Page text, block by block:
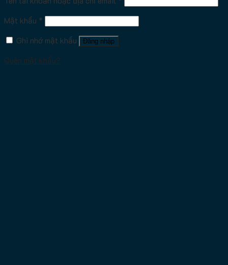
Mật khẩu *
Ghi nhớ mật khẩu
Đăng nhập
Quên mật khẩu?